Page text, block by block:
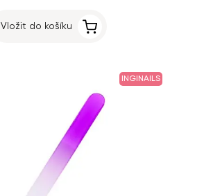
Vložit do košíku
INGINAILS